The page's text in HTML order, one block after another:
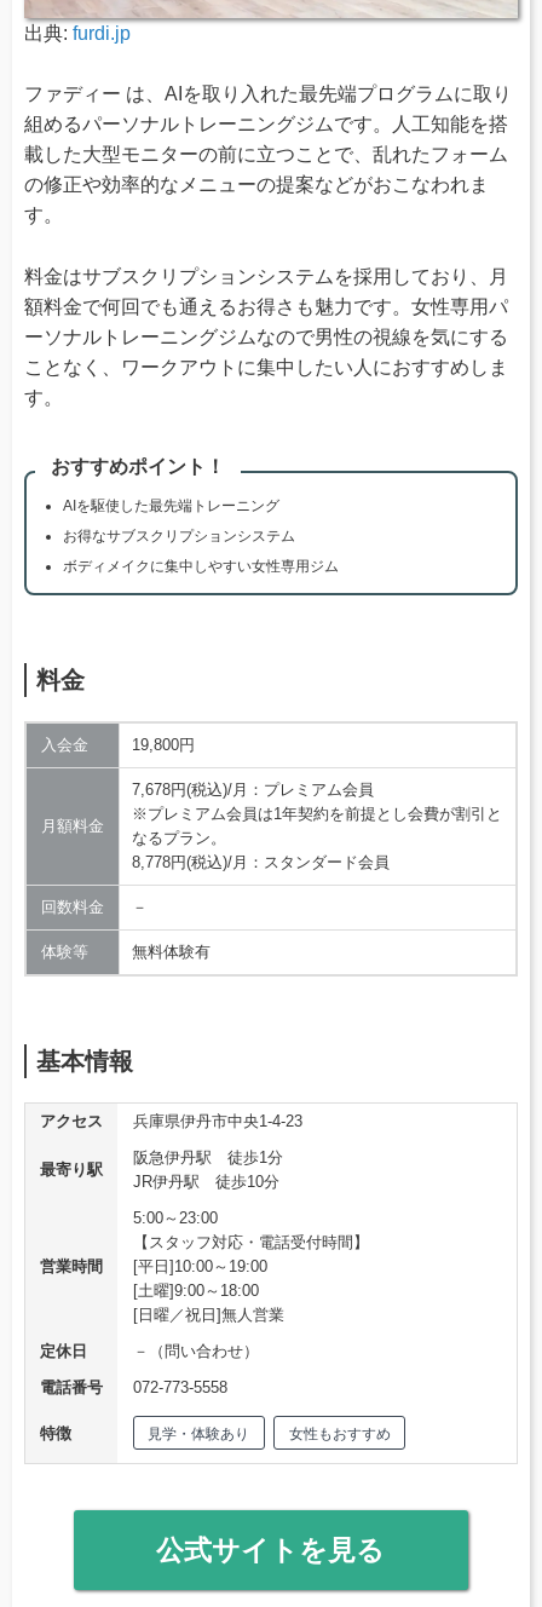
出典: furdi.jp
ファディー は、AIを取り入れた最先端プログラムに取り
組めるパーソナルトレーニングジムです。人工知能を搭
載した大型モニターの前に立つことで、乱れたフォーム
の修正や効率的なメニューの提案などがおこなわれま
す。
料金はサブスクリプションシステムを採用しており、月
額料金で何回でも通えるお得さも魅力です。女性専用パ
ーソナルトレーニングジムなので男性の視線を気にする
ことなく、ワークアウトに集中したい人におすすめしま
す。
おすすめポイント！
AIを駆使した最先端トレーニング
お得なサブスクリプションシステム
ボディメイクに集中しやすい女性専用ジム
料金
入会金 19,800円
月額料金
7,678円(税込)/月：プレミアム会員
※プレミアム会員は1年契約を前提とし会費が割引と
なるプラン。
8,778円(税込)/月：スタンダード会員
回数料金 －
体験等 無料体験有
基本情報
アクセス 兵庫県伊丹市中央1-4-23
最寄り駅
阪急伊丹駅 徒歩1分
JR伊丹駅 徒歩10分
営業時間
5:00～23:00
【スタッフ対応・電話受付時間】
[平日]10:00～19:00
[土曜]9:00～18:00
[日曜／祝日]無人営業
定休日
－（問い合わせ）
電話番号
072-773-5558
特徴 見学・体験あり 女性もおすすめ
公式サイトを見る